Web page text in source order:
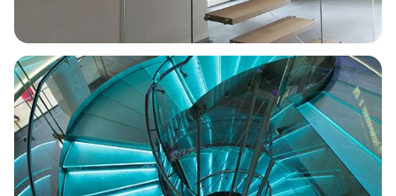
Escalera en U
Estructura de vidrio